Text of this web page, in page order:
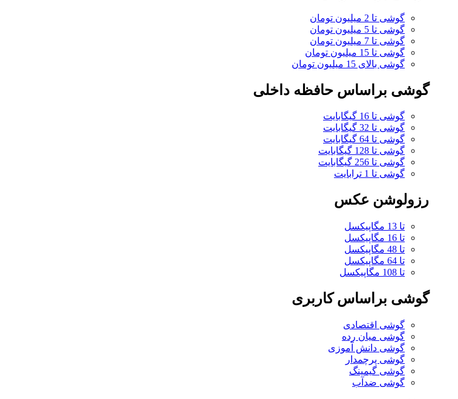
گوشی تا 2 میلیون تومان
گوشی تا 5 میلیون تومان
گوشی تا 7 میلیون تومان
گوشی تا 15 میلیون تومان
گوشی بالای 15 میلیون تومان
گوشی براساس حافظه داخلی
گوشی تا 16 گیگابایت
گوشی تا 32 گیگابایت
گوشی تا 64 گیگابایت
گوشی تا 128 گیگابایت
گوشی تا 256 گیگابایت
گوشی تا 1 ترابایت
رزولوشن عکس
تا 13 مگاپیکسل
تا 16 مگاپیکسل
تا 48 مگاپیکسل
تا 64 مگاپیکسل
تا 108 مگاپیکسل
گوشی براساس کاربری
گوشی اقتصادی
گوشی میان رده
گوشی دانش آموزی
گوشی پرچمدار
گوشی گیمینگ
گوشی ضدآب